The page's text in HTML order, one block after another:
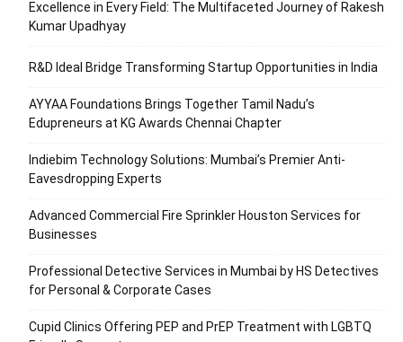
Excellence in Every Field: The Multifaceted Journey of Rakesh
Kumar Upadhyay
R&D Ideal Bridge Transforming Startup Opportunities in India
AYYAA Foundations Brings Together Tamil Nadu’s
Edupreneurs at KG Awards Chennai Chapter
Indiebim Technology Solutions: Mumbai’s Premier Anti-
Eavesdropping Experts
Advanced Commercial Fire Sprinkler Houston Services for
Businesses
Professional Detective Services in Mumbai by HS Detectives
for Personal & Corporate Cases
Cupid Clinics Offering PEP and PrEP Treatment with LGBTQ